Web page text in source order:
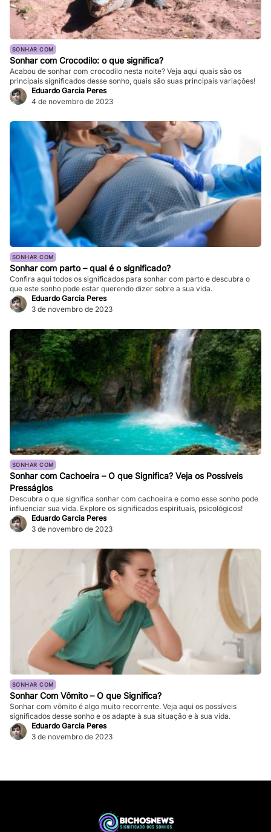
SONHAR COM
Sonhar com Crocodilo: o que significa?
Acabou de sonhar com crocodilo nesta noite? Veja aqui quais são os
principais significados desse sonho, quais são suas principais variações!
Eduardo Garcia Peres
4 de novembro de 2023
SONHAR COM
Sonhar com parto – qual é o significado?
Confira aqui todos os significados para sonhar com parto e descubra o
que este sonho pode estar querendo dizer sobre a sua vida.
Eduardo Garcia Peres
3 de novembro de 2023
SONHAR COM
Sonhar com Cachoeira – O que Significa? Veja os Possíveis
Presságios
Descubra o que significa sonhar com cachoeira e como esse sonho pode
influenciar sua vida. Explore os significados espirituais, psicológicos!
Eduardo Garcia Peres
3 de novembro de 2023
SONHAR COM
Sonhar Com Vômito – O que Significa?
Sonhar com vômito é algo muito recorrente. Veja aqui os possíveis
significados desse sonho e os adapte à sua situação e à sua vida.
Eduardo Garcia Peres
3 de novembro de 2023